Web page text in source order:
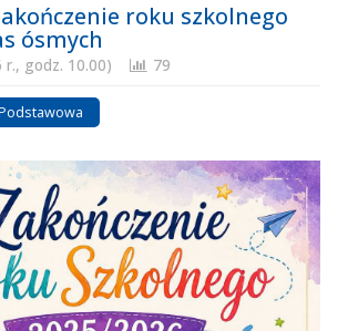
roku szkolnego
ósmych
r., godz. 10.00) 79